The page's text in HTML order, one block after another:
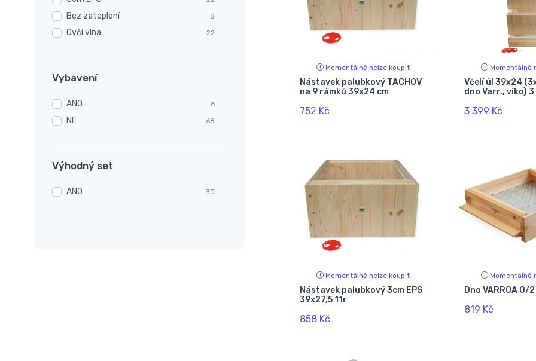
Bez zateplení 8
Ovčí vlna 22
Vybavení
ANO 6
NE 68
Výhodný set
ANO 30
Momentálně nelze koupit
Nástavek palubkový TACHOV
na 9 rámků 39x24 cm
752 Kč
Momentálně
Včelí úl 39x24
dno Varr., víko) 3
3 399 Kč
Momentálně nelze koupit
Nástavek palubkový 3cm EPS
39x27,5 11r
858 Kč
Momentálně
Dno VARROA 0/
819 Kč